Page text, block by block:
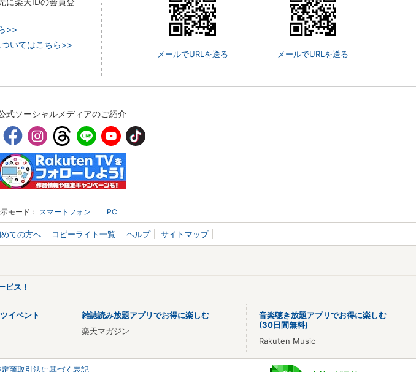
>>
いてはこちら>>
メールでURLを送る
メールでURLを送る
式ソーシャルメディアのご紹介
モード： スマートフォン PC
ての方へ コピーライト一覧 ヘルプ サイトマップ
ビス！
イベント
雑誌読み放題アプリでお得に楽しむ
楽天マガジン
音楽聴き放題アプリでお得に楽しむ
(30日間無料)
Rakuten Music
商取引法に基づく表記